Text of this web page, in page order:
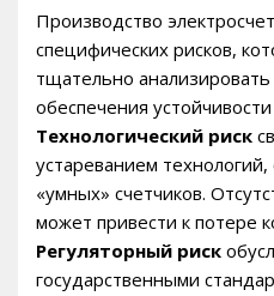
Производство
специфических рисков,
тщательно
обеспечения
Технологический риск
устареванием
«умных» счетчиков.
может привести к потере
Регуляторный риск
государственными